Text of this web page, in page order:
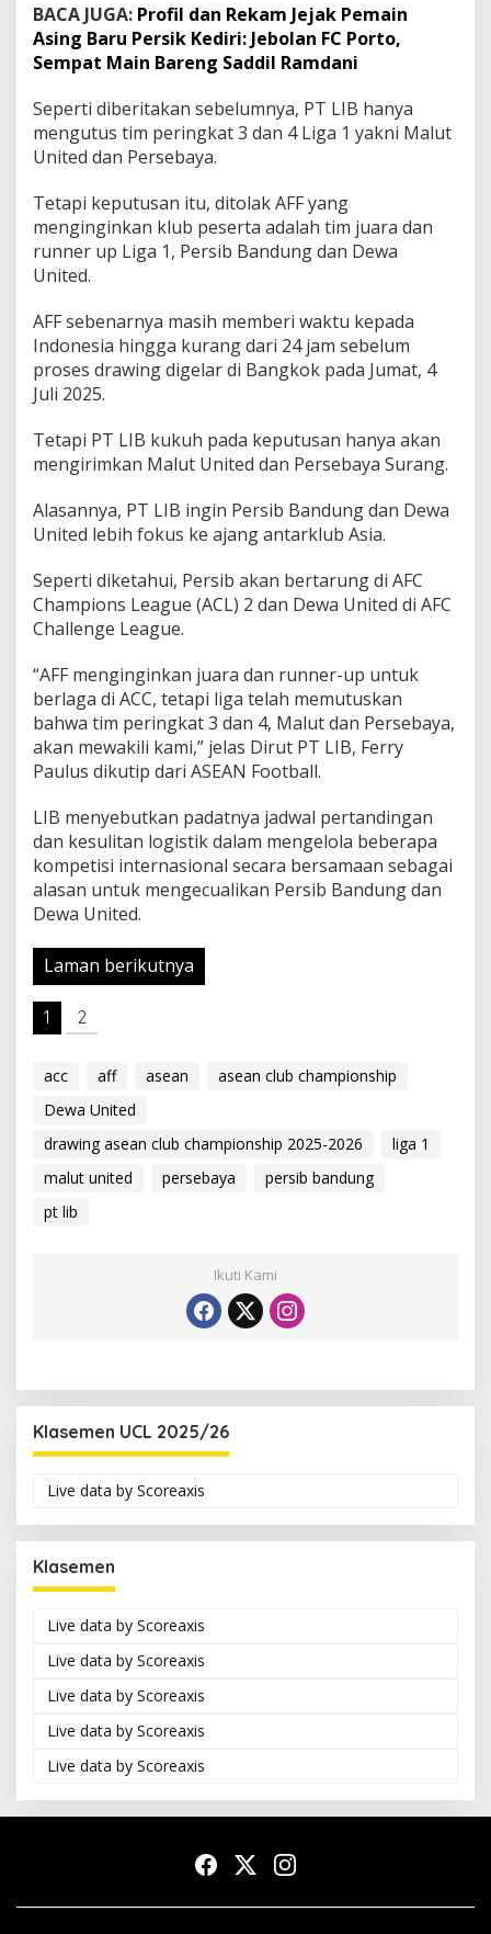
0
2
5
0
2
6
BACA JUGA: Profil dan Rekam Jejak Pemain
Asing Baru Persik Kediri: Jebolan FC Porto,
Sempat Main Bareng Saddil Ramdani
Seperti diberitakan sebelumnya, PT LIB hanya
mengutus tim peringkat 3 dan 4 Liga 1 yakni Malut
United dan Persebaya.
Tetapi keputusan itu, ditolak AFF yang
menginginkan klub peserta adalah tim juara dan
runner up Liga 1, Persib Bandung dan Dewa
United.
AFF sebenarnya masih memberi waktu kepada
Indonesia hingga kurang dari 24 jam sebelum
proses drawing digelar di Bangkok pada Jumat, 4
Juli 2025.
Tetapi PT LIB kukuh pada keputusan hanya akan
mengirimkan Malut United dan Persebaya Surang.
Alasannya, PT LIB ingin Persib Bandung dan Dewa
United lebih fokus ke ajang antarklub Asia.
Seperti diketahui, Persib akan bertarung di AFC
Champions League (ACL) 2 dan Dewa United di AFC
Challenge League.
“AFF menginginkan juara dan runner-up untuk
berlaga di ACC, tetapi liga telah memutuskan
bahwa tim peringkat 3 dan 4, Malut dan Persebaya,
akan mewakili kami,” jelas Dirut PT LIB, Ferry
Paulus dikutip dari ASEAN Football.
LIB menyebutkan padatnya jadwal pertandingan
dan kesulitan logistik dalam mengelola beberapa
kompetisi internasional secara bersamaan sebagai
alasan untuk mengecualikan Persib Bandung dan
Dewa United.
Laman berikutnya
1 2
acc aff asean
asean club championship
Dewa United
drawing asean club championship 2025-2026
liga 1
malut united
persebaya
persib bandung
pt lib
Ikuti Kami
Klasemen UCL 2025/26
Live data by Scoreaxis
Klasemen
Live data by Scoreaxis
Live data by Scoreaxis
Live data by Scoreaxis
Live data by Scoreaxis
Live data by Scoreaxis